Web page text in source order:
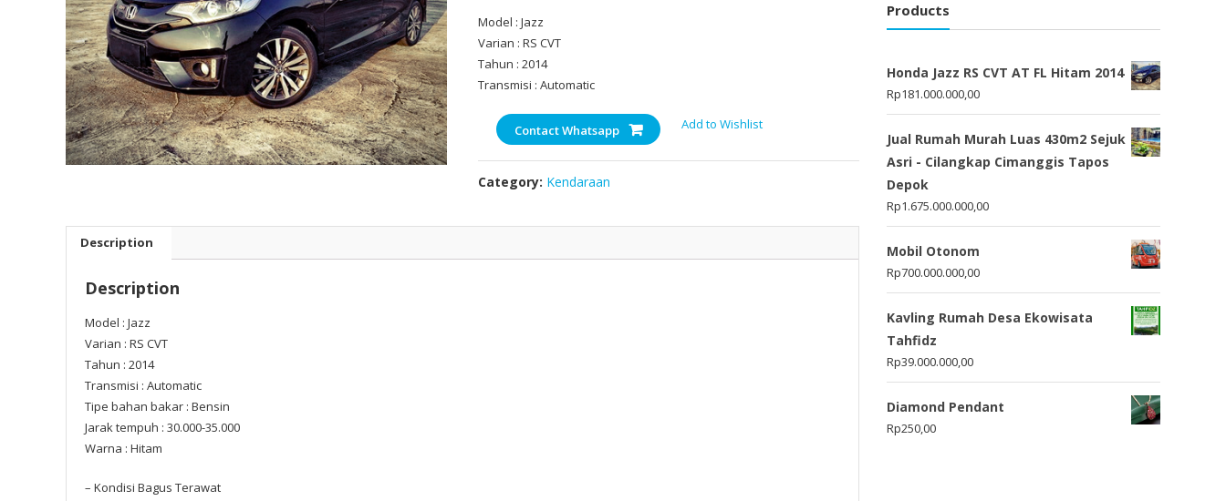
Model : Jazz
Varian : RS CVT
Tahun : 2014
Transmisi : Automatic
Contact Whatsapp Add to Wishlist
Category: Kendaraan
Description
Description
Model : Jazz
Varian : RS CVT
Tahun : 2014
Transmisi : Automatic
Tipe bahan bakar : Bensin
Jarak tempuh : 30.000-35.000
Warna : Hitam
– Kondisi Bagus Terawat
Products
Honda Jazz RS CVT AT FL Hitam 2014
Rp181.000.000,00
Jual Rumah Murah Luas 430m2 Sejuk
Asri - Cilangkap Cimanggis Tapos
Depok
Rp1.675.000.000,00
Mobil Otonom
Rp700.000.000,00
Kavling Rumah Desa Ekowisata
Tahfidz
Rp39.000.000,00
Diamond Pendant
Rp250,00